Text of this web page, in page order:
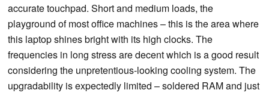
accurate touchpad. Short and medium loads, the
playground of most office machines – this is the area where
this laptop shines bright with its high clocks. The
frequencies in long stress are decent which is a good result
considering the unpretentious-looking cooling system. The
upgradability is expectedly limited – soldered RAM and just